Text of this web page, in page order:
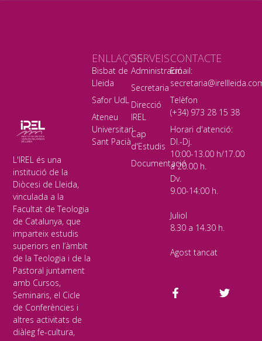
L'IREL és una
institució de la
Diòcesi de Lleida,
vinculada a la
Facultat de Teologia
de Catalunya, que
imparteix estudis
superiors en l’àmbit
de la Teologia i de la
Pastoral juntament
amb Cursos,
Seminaris, el Cicle
de Conferències i
altres activitats de
diàleg fe-cultura,
SERVEIS
Administració
Secretaria
Direcció
IREL
Cap
d'Estudis
Documentació
ENLLAÇOS
Bisbat de
Lleida
Safor UdL
Ateneu
Universitari
Sant Pacià
CONTACTE
Email:
Telèfon
(+34) 973 28 15 38
Horari d'atenció:
Dl.-Dj.
10:00-13.00 h/17.00
a 20.00 h.
Dv.
9.00-14:00 h.
Juliol
8.30 a 14.30 h.
Agost tancat